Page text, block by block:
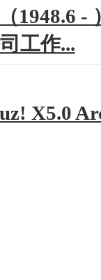
1948.6 -
工作...
X5.0